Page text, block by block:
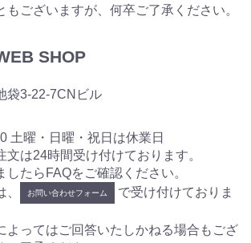
もございますが、何卒ご了承ください。
SHOP
袋3-22-7CNビル
土曜・日曜・祝日は休業日
文は24時間受け付けております。
したらFAQをご確認ください。
お問い合わせフォーム
で受け付けておりま
よってはご回答いたしかねる場合もござ